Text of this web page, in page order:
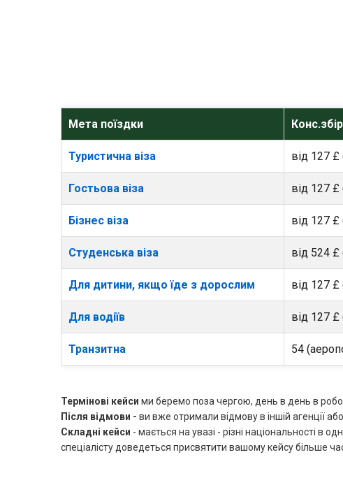
Мета поїздки Конс.збір
Туристична віза від 127
Гостьова віза від 127
Бізнес віза від 127
Студенська віза від 524
Для дитини, якщо їде з дорослим від 127
Для водіїв від 127
Транзитна 54
Термінові кейси ми беремо поза чергою, день в день в
Після відмови - ви вже отримали відмову в іншій агенції
Складні кейси - мається на увазі - різні національності в
спеціалісту доведеться присвятити вашому кейсу більше